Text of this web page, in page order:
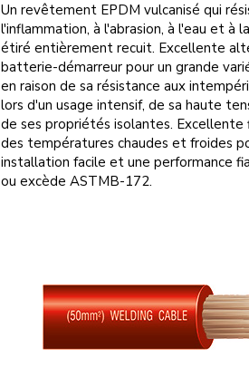
Un revêtement EPDM vulcanisé qui
l'inflammation, à l'abrasion, à l'eau et à
étiré entièrement recuit. Excellente
batterie-démarreur pour un grande
en raison de sa résistance aux
lors d'un usage intensif, de sa haute
de ses propriétés isolantes. Excellente
des températures chaudes et froides
installation facile et une performance
ou excède ASTMB-172.